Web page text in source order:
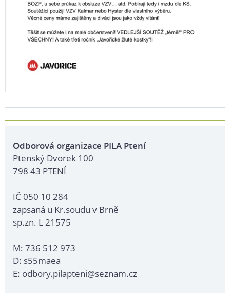
Odborová organizace PILA Ptení
Ptenský Dvorek 100
798 43 PTENÍ
IČ 050 10 284
zapsaná u Kr.soudu v Brně
sp.zn. L 21575
M: 736 512 973
D: s55maea
E: odbory.pilapteni@seznam.cz